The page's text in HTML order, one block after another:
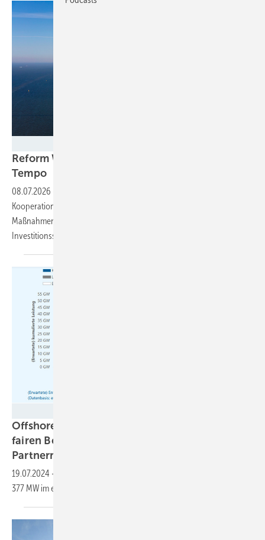
Reform Wind-auf-See-Gesetz: BDEW fordert
Tempo
08.07.2026
Kooperation und CfDs: In einem Positionspapier listet der Verband
Maßnahmen auf, die für niedrigere Kosten und mehr
Investitionssicherheit sorgen sollen – und mahnt zur
Offshore-Ausbau: Wettbewerb zu beidseitig
fairen Bedingungen mit außereuropäischen
Partnern
19.07.2024 -
377 MW im ersten Halbjahr nimmt weiter Fahrt